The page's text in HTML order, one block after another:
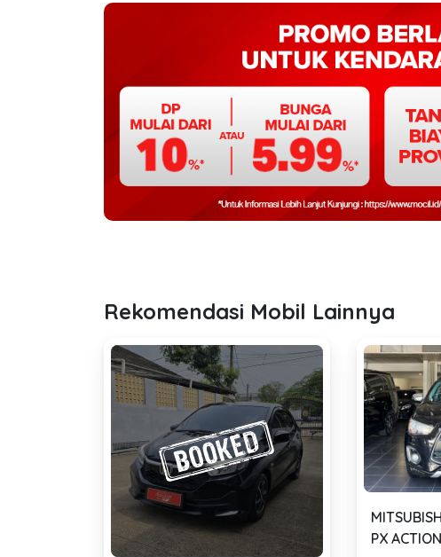
Rekomendasi Mobil Lainnya
PX